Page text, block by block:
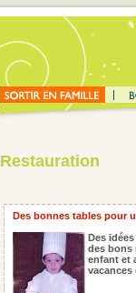
Restauration
Des bonnes tables pour
Des
des bons
enfant et
vacances